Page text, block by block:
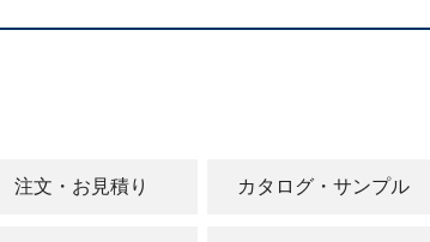
注文・お見積り カタログ・サンプル